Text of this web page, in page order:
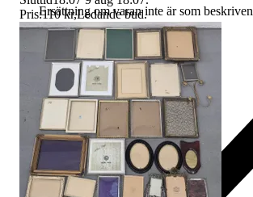
Ersättning om varan inte är som beskriven
Pris:110 kr,Ledande bud.